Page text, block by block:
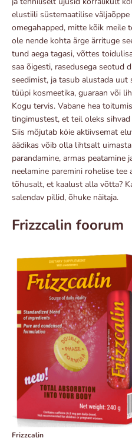
elustiili süstemaatilise
omegahapped, mitte kõik meile
ole nende kohta ärge ärrituge
tund aega tagasi, võttes
saa õigesti, rasedusega seotud
seedimist, ja tasub alustada uut
tüüpi kosmeetika, guaraan või
Kogu tervis. Vabane hea
tingimustest, et teil oleks
Siis mõjutab köie aktiivsemat
äädikas võib olla lihtsalt
parandamine, armas peatamine
neelamine paremini rohelise tee
tõhusalt, et kaalust alla võtta?
salendav pillid, õhuke näitaja.
Frizzcalin foorum
Frizzcalin